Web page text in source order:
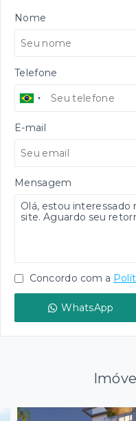
Nome
Telefone
E-mail
Mensagem
Concordo com a
WhatsApp